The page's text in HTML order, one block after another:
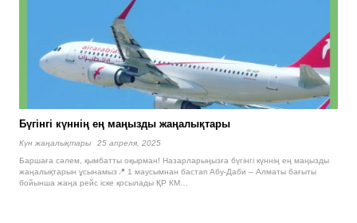
Бүгінгі күннің ең маңызды жаңалықтары
Күн жаңалықтары
25 апреля, 2025
Баршаға сәлем, қымбатты оқырман! Назарларыңызға бүгінгі күннің ең маңызды
жаңалықтарын ұсынамыз📍 1 маусымнан бастап Абу-Даби – Алматы бағыты
бойынша жаңа рейс іске қосылады ҚР КМ…